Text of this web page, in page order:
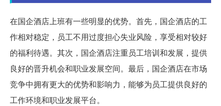
在国企酒店上班有一些明显的优势。首先，国企酒店的工
作相对稳定，员工不用过度担心失业风险，享受相对较好
的福利待遇。其次，国企酒店注重员工培训和发展，提供
良好的晋升机会和职业发展空间。最后，国企酒店在市场
竞争中拥有更大的优势和影响力，能够为员工提供良好的
工作环境和职业发展平台。